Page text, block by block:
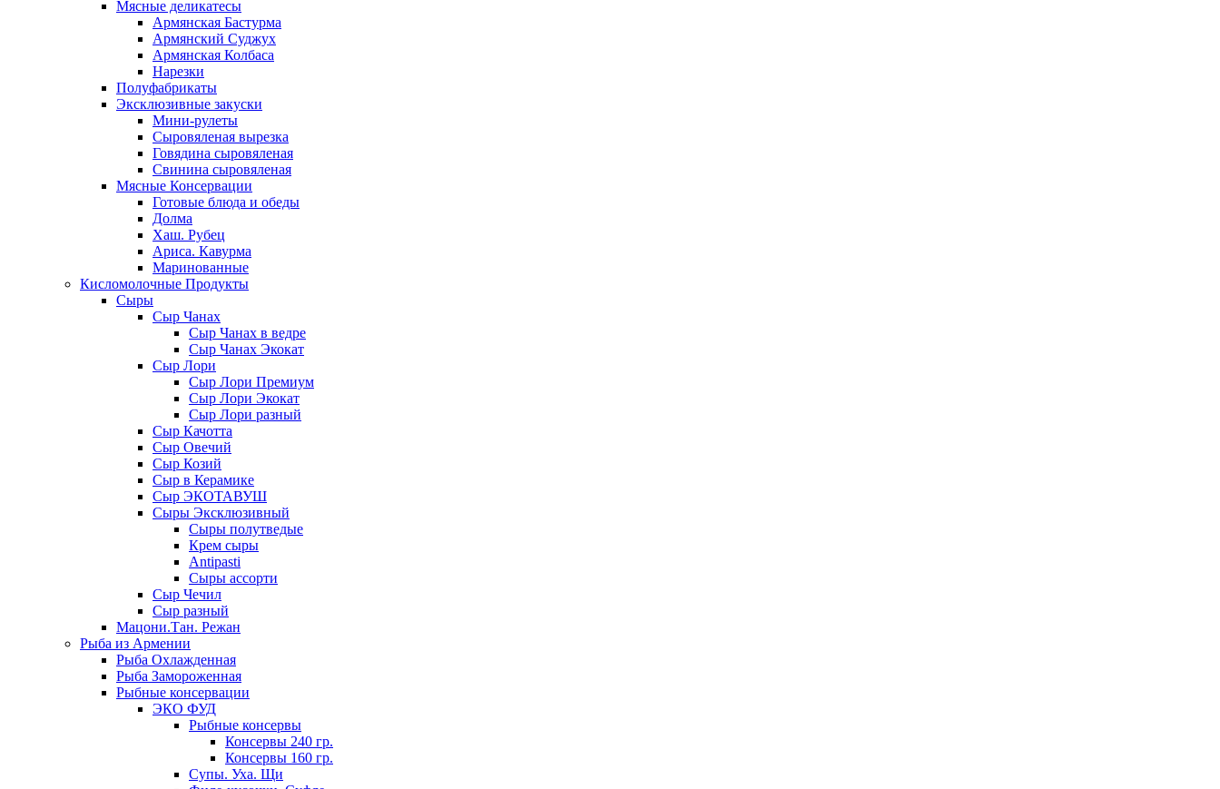
Мясные деликатесы
Армянская Бастурма
Армянский Суджух
Армянская Колбаса
Нарезки
Полуфабрикаты
Эксклюзивные закуски
Мини-рулеты
Сыровяленая вырезка
Говядина сыровяленая
Свинина сыровяленая
Мясные Консервации
Готовые блюда и обеды
Долма
Хаш. Рубец
Ариса. Кавурма
Маринованные
Кисломолочные Продукты
Сыры
Сыр Чанах
Сыр Чанах в ведре
Сыр Чанах Экокат
Сыр Лори
Сыр Лори Премиум
Сыр Лори Экокат
Сыр Лори разный
Сыр Качотта
Сыр Овечий
Сыр Козий
Сыр в Керамике
Сыр ЭКОТАВУШ
Сыры Эксклюзивный
Сыры полутведые
Крем сыры
Antipasti
Сыры ассорти
Сыр Чечил
Сыр разный
Мацони.Тан. Режан
Рыба из Армении
Рыба Охлажденная
Рыба Замороженная
Рыбные консервации
ЭКО ФУД
Рыбные консервы
Консервы 240 гр.
Консервы 160 гр.
Супы. Уха. Щи